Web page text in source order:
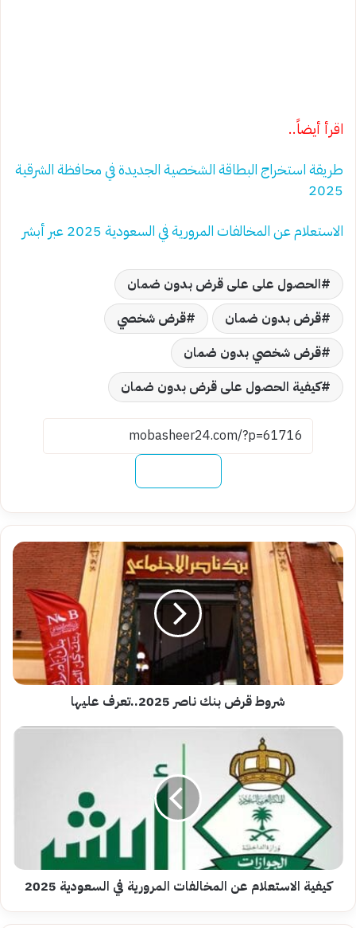
اقرأ أيضاً..
طريقة استخراج البطاقة الشخصية الجديدة في محافظة الشرقية
2025
الاستعلام عن المخالفات المرورية في السعودية 2025 عبر أبشر
الحصول على على قرض بدون ضمان
قرض بدون ضمان
قرض شخصي
قرض شخصي بدون ضمان
كيفية الحصول على قرض بدون ضمان
شروط
قرض
بنك
ناصر
2025..تعرف
عليها
شروط قرض بنك ناصر 2025..تعرف عليها
كيفية
المخالفات
المرورية
السعودية
2025
كيفية الاستعلام عن المخالفات المرورية في السعودية 2025